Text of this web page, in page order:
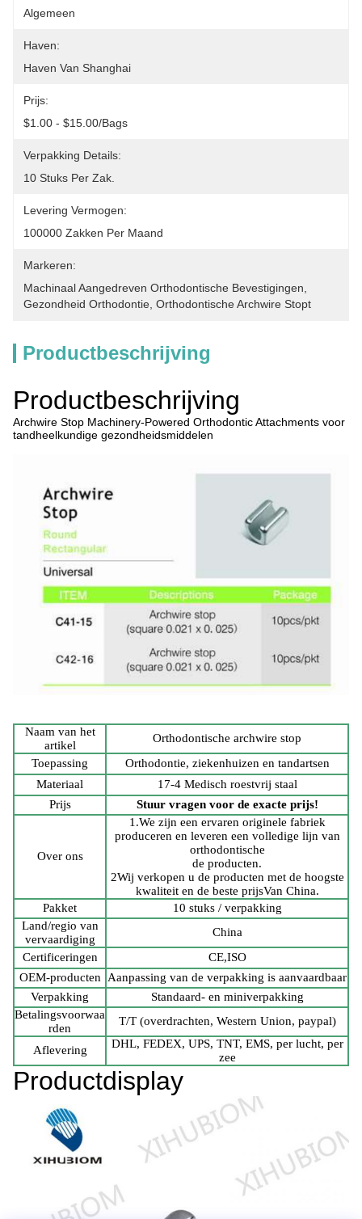
Algemeen
Haven:
Haven Van Shanghai
Prijs:
$1.00 - $15.00/bags
Verpakking Details:
10 Stuks Per Zak.
Levering Vermogen:
100000 Zakken Per Maand
Markeren:
Machinaal Aangedreven Orthodontische Bevestigingen
Gezondheid Orthodontie Orthodontische Archwire Stopt
Productbeschrijving
Productbeschrijving
Archwire Stop Machinery-Powered Orthodontic Attachments voor
tandheelkundige gezondheidsmiddelen
Naam van het
artikel
Orthodontische archwire stop
Toepassing
Orthodontie, ziekenhuizen en tandartsen
Materiaal
17-4 Medisch roestvrij staal
Prijs
Stuur vragen voor de exacte prijs!
Over ons
1.We zijn een ervaren originele fabriek
produceren en leveren een volledige lijn van
orthodontische
de producten.
2Wij verkopen u de producten met de hoogste
kwaliteit en de beste prijsVan China.
Pakket
10 stuks / verpakking
Land/regio van
vervaardiging
China
Certificeringen
CE,ISO
OEM-producten
Aanpassing van de verpakking is aanvaardbaar
Verpakking
Standaard- en miniverpakking
Betalingsvoorwaa
rden
T/T (overdrachten, Western Union, paypal)
Aflevering
DHL, FEDEX, UPS, TNT, EMS, per lucht, per
zee
Productdisplay